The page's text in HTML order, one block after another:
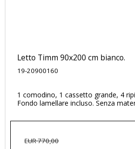
Letto Timm 90x200 cm bianco.
19-20900160
1 comodino, 1 cassetto grande, 4
Fondo lamellare incluso. Senza
EUR 770,00